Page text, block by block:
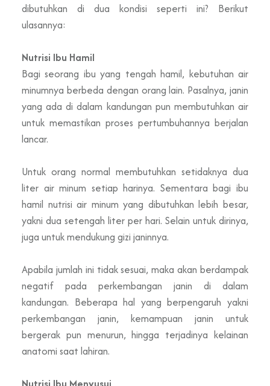
dibutuhkan di dua kondisi seperti ini? Berikut
ulasannya:
Nutrisi Ibu Hamil
Bagi seorang ibu yang tengah hamil, kebutuhan air
minumnya berbeda dengan orang lain. Pasalnya, janin
yang ada di dalam kandungan pun membutuhkan air
untuk memastikan proses pertumbuhannya berjalan
lancar.
Untuk orang normal membutuhkan setidaknya dua
liter air minum setiap harinya. Sementara bagi ibu
hamil nutrisi air minum yang dibutuhkan lebih besar,
yakni dua setengah liter per hari. Selain untuk dirinya,
juga untuk mendukung gizi janinnya.
Apabila jumlah ini tidak sesuai, maka akan berdampak
negatif pada perkembangan janin di dalam
kandungan. Beberapa hal yang berpengaruh yakni
perkembangan janin, kemampuan janin untuk
bergerak pun menurun, hingga terjadinya kelainan
anatomi saat lahiran.